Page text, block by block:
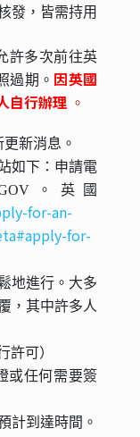
發， 皆需持用
許多次前往英
過期。 因英國
自行辦理 。
新消息。
如下：申請電
。英國
for-an-
for-
地進行。大多
，其中許多人
許可）
或任何需要簽
計到達時間。